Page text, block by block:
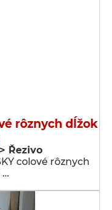
rôznych dĺžok
Řezivo
colové rôznych
…